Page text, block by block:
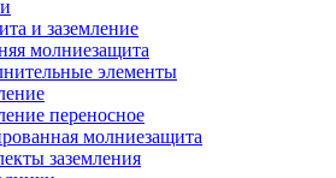
и заземление
молниезащита
элементы
переносное
молниезащита
заземления